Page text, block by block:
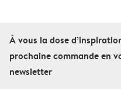
À vous la dose
prochaine commande en
newsletter